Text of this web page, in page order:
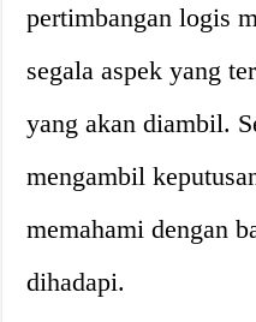
pertimbangan logis
segala aspek yang
yang akan diambil.
mengambil
memahami dengan
dihadapi.